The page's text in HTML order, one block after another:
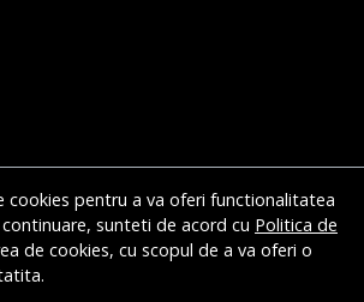
cookies pentru a va oferi functionalitatea
sunteti de acord cu Politica de
de cookies, cu scopul de a va oferi o